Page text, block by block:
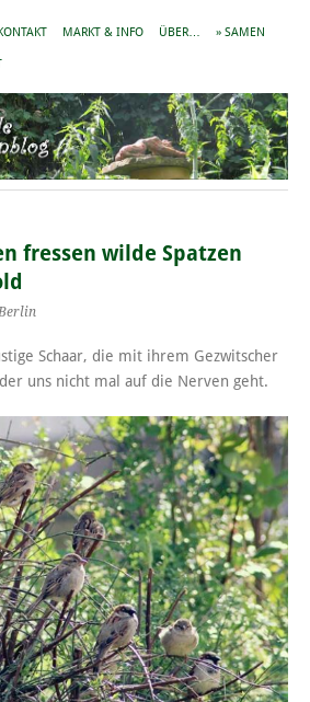
MARKT & INFO ÜBER… » SAMEN
fressen wilde Spatzen
Schaar, die mit ihrem Gezwitscher
uns nicht mal auf die Nerven geht.